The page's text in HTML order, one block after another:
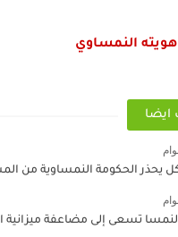
النمساوي
ايضا
يحذر الحكومة النمساوية من
النمسا تسعى إلى مضاعفة